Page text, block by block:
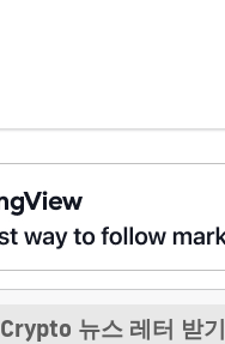
Crypto 뉴스 레터 받기